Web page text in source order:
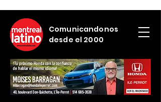
Comunicandonos
desde el 2000